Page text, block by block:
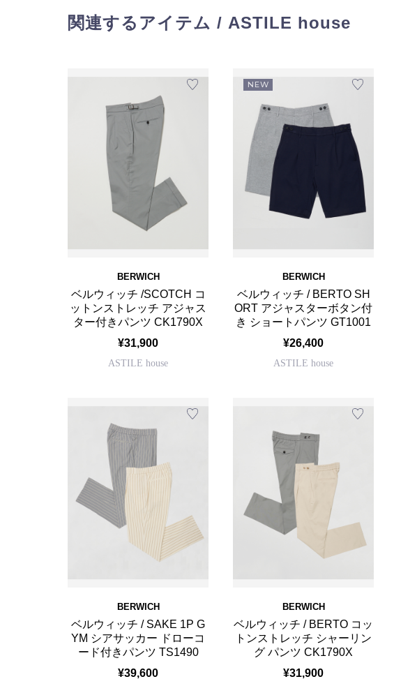
関連するアイテム / ASTILE house
BERWICH
ベルウィッチ /SCOTCH コ
ットンストレッチ アジャス
ター付きパンツ CK1790X
¥31,900
ASTILE house
NEW
BERWICH
ベルウィッチ / BERTO SH
ORT アジャスターボタン付
き ショートパンツ GT1001
¥26,400
ASTILE house
BERWICH
ベルウィッチ / SAKE 1P G
YM シアサッカー ドローコ
ード付きパンツ TS1490
¥39,600
BERWICH
ベルウィッチ / BERTO コッ
トンストレッチ シャーリン
グ パンツ CK1790X
¥31,900